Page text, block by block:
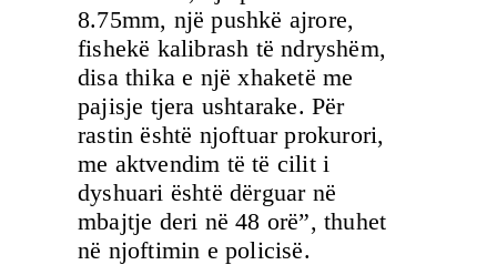
8.75mm, një pushkë ajrore,
fishekë kalibrash të ndryshëm,
disa thika e një xhaketë me
pajisje tjera ushtarake. Për
rastin është njoftuar prokurori,
me aktvendim të të cilit i
dyshuari është dërguar në
mbajtje deri në 48 orë”, thuhet
në njoftimin e policisë.